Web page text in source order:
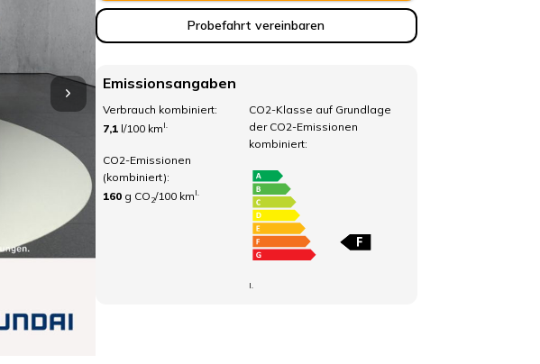
Probefahrt vereinbaren
Emissionsangaben
Verbrauch kombiniert:
7,1 l/100 km I.
CO2-Emissionen
(kombiniert):
160 g CO 2/100 km I.
CO2-Klasse auf Grundlage
der CO2-Emissionen
kombiniert:
I.